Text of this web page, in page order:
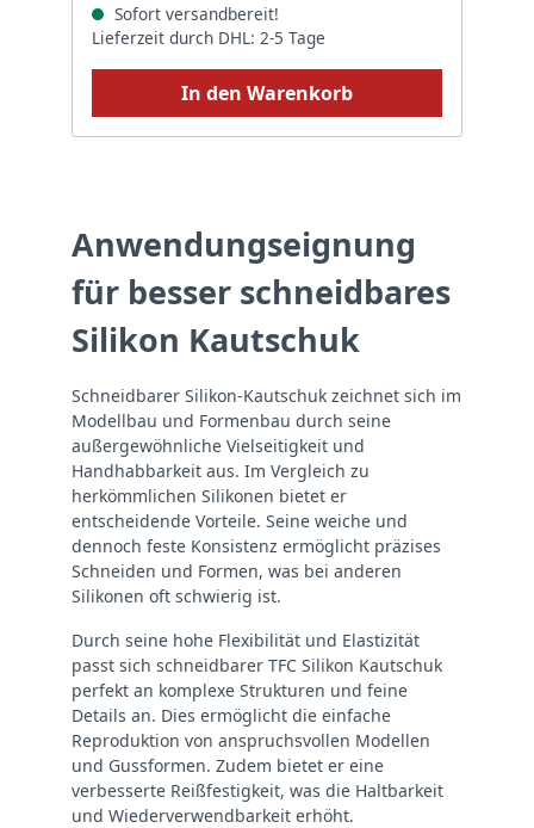
Sofort versandbereit!
Lieferzeit durch DHL: 2-5 Tage
In den Warenkorb
Anwendungseignung
für besser schneidbares
Silikon Kautschuk
Schneidbarer Silikon-Kautschuk zeichnet sich im
Modellbau und Formenbau durch seine
außergewöhnliche Vielseitigkeit und
Handhabbarkeit aus. Im Vergleich zu
herkömmlichen Silikonen bietet er
entscheidende Vorteile. Seine weiche und
dennoch feste Konsistenz ermöglicht präzises
Schneiden und Formen, was bei anderen
Silikonen oft schwierig ist.
Durch seine hohe Flexibilität und Elastizität
passt sich schneidbarer TFC Silikon Kautschuk
perfekt an komplexe Strukturen und feine
Details an. Dies ermöglicht die einfache
Reproduktion von anspruchsvollen Modellen
und Gussformen. Zudem bietet er eine
verbesserte Reißfestigkeit, was die Haltbarkeit
und Wiederverwendbarkeit erhöht.